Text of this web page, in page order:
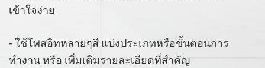
เข้าใจง่าย
- ใช้โพสอิทหลายๆสี แบ่งประเภทหรือขั้นตอนการ
ทำงาน หรือ เพิ่มเติมรายละเอียดที่สำคัญ